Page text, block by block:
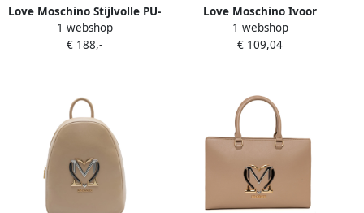
Love Moschino Stijlvolle PU-
tas Beige Dames
1 webshop
€ 188,-
Love Moschino Ivoor
Portemonnees voor
Vrouwen Beige Dames
1 webshop
€ 109,04